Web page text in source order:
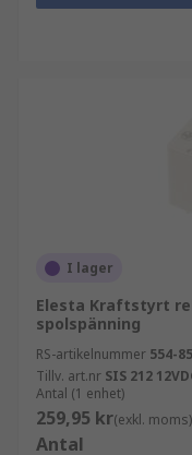
I lager
Elesta Kraftstyrt
spolspänning
RS-artikelnummer 554-
Tillv. art.nr SIS 212
Antal (1 enhet)
259,95 kr(exkl. moms)
Antal